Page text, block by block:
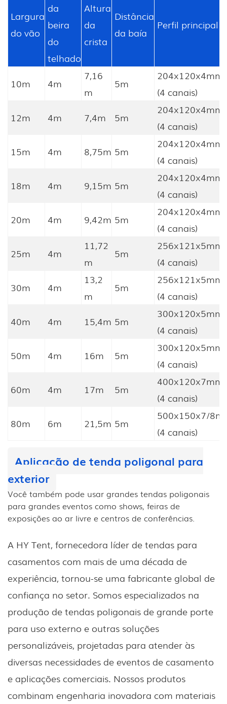
Largura
do vão
da
beira
do
telhado
Altura
da
crista
Distância
da baía
Perfil principal
10m 4m
7,16
m
5m
204x120x4mm
(4 canais)
12m
4m 7,4m 5m
204x120x4mm
(4 canais)
15m
4m 8,75m 5m
204x120x4mm
(4 canais)
18m
4m 9,15m 5m
204x120x4mm
(4 canais)
20m
4m 9,42m 5m
204x120x4mm
(4 canais)
25m
4m
11,72
m
5m
256x121x5mm
(4 canais)
30m
4m
13,2
m
5m
256x121x5mm
(4 canais)
40m
4m 15,4m 5m
300x120x5mm
(4 canais)
50m
4m 16m 5m
300x120x5mm
(4 canais)
60m
4m 17m 5m
400x120x7mm
(4 canais)
80m
6m 21,5m 5m
500x150x7/
(4 canais)
Aplicação de tenda poligonal para
exterior
Você também pode usar grandes tendas poligonais
para grandes eventos como shows, feiras de
exposições ao ar livre e centros de conferências.
A HY Tent, fornecedora líder de tendas para
casamentos com mais de uma década de
experiência, tornou-se uma fabricante global de
confiança no setor. Somos especializados na
produção de tendas poligonais de grande porte
para uso externo e outras soluções
personalizáveis, projetadas para atender às
diversas necessidades de eventos de casamento
e aplicações comerciais. Nossos produtos
combinam engenharia inovadora com materiais